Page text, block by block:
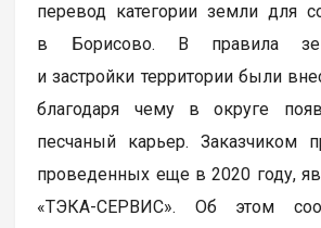
перевод категории земли для
в Борисово. В правила
и застройки территории были
благодаря чему в округе
песчаный карьер. Заказчиком
проведенных еще в 2020 году,
«ТЭКА-СЕРВИС». Об этом